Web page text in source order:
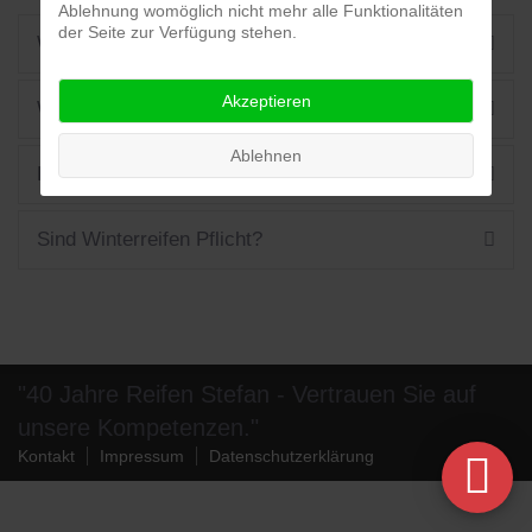
Wie verhalte ich mich im Winter auf der Straße?
Welche Reifentypen gibt es?
Reicht mein Reifenprofil noch aus?
Sind Winterreifen Pflicht?

"40 Jahre Reifen Stefan - Vertrauen Sie auf
unsere Kompetenzen."
Kontakt Impressum Datenschutzerklärung
Ablehnung womöglich nicht mehr alle Funktionalitäten
der Seite zur Verfügung stehen.
Akzeptieren
Ablehnen